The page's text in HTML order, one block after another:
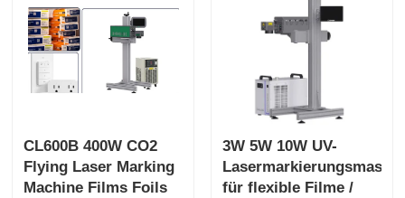
CL600B 400W CO2
Flying Laser Marking
Machine Films Foils
3W 5W 10W UV-
für flexible Filme /